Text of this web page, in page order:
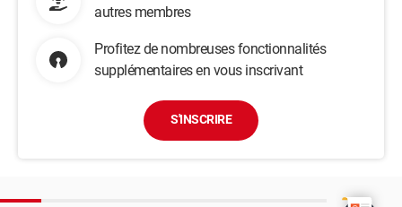
autres membres
Profitez de nombreuses fonctionnalités
supplémentaires en vous inscrivant
S'INSCRIRE